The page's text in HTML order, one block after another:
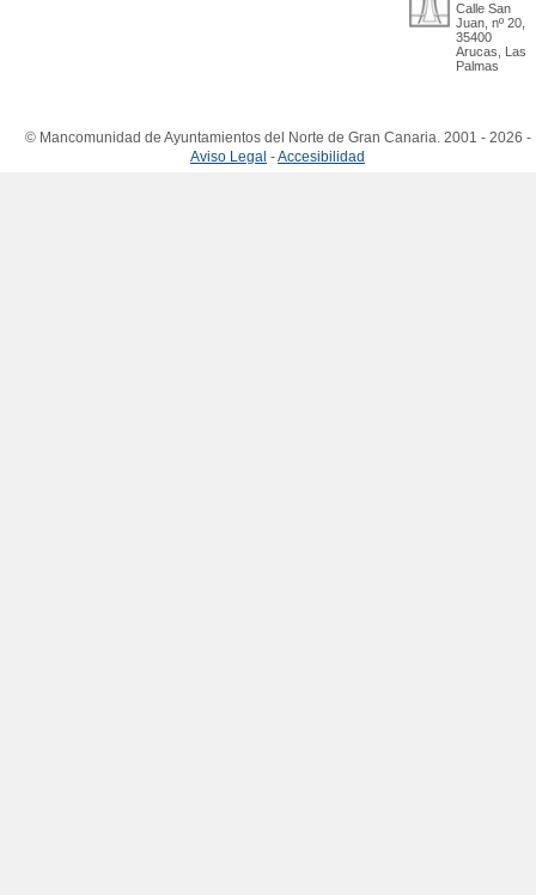
Calle San
Juan, nº 20,
35400
Arucas, Las
Palmas
© Mancomunidad de Ayuntamientos del Norte de Gran Canaria. 2001 - 2026 -
Aviso Legal -Accesibilidad